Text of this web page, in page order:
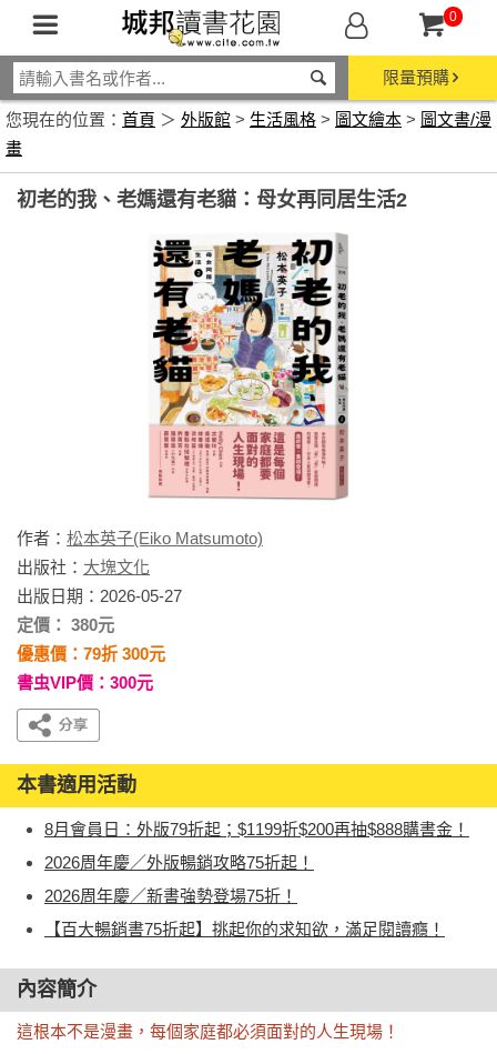
0
限量預購
您現在的位置： 首頁 ＞ 外版館 > 生活風格 > 圖文繪本 > 圖文書/漫
畫
初老的我、老媽還有老貓：母女再同居生活2
作者： 松本英子(Eiko Matsumoto)
出版社： 大塊文化
出版日期：2026-05-27
定價： 380元
優惠價：79折 300元
書虫VIP價：300元
本書適用活動
8月會員日：外版79折起；$1199折$200再抽$888購書金！
2026周年慶／外版暢銷攻略75折起！
2026周年慶／新書強勢登場75折！
【百大暢銷書75折起】挑起你的求知欲，滿足閱讀癮！
內容簡介
這根本不是漫畫，每個家庭都必須面對的人生現場！